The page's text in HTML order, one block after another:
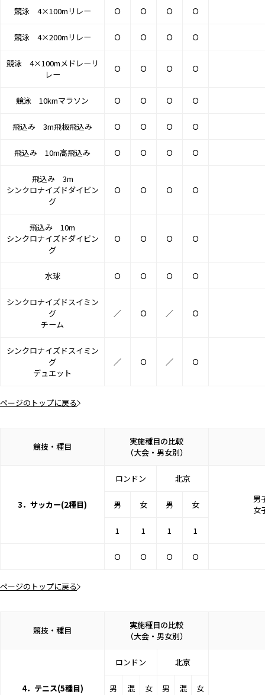
競泳 4×100mリレー Ｏ Ｏ Ｏ Ｏ
競泳 4×200mリレー Ｏ Ｏ Ｏ Ｏ
競泳 4×100mメドレーリ
レー
Ｏ Ｏ Ｏ Ｏ
競泳 10kmマラソン Ｏ Ｏ Ｏ Ｏ
飛込み 3m飛板飛込み Ｏ Ｏ Ｏ Ｏ
飛込み 10m高飛込み Ｏ Ｏ Ｏ Ｏ
飛込み 3m
シンクロナイズドダイビン
グ
Ｏ Ｏ Ｏ Ｏ
飛込み 10m
シンクロナイズドダイビン
グ
Ｏ Ｏ Ｏ Ｏ
水球 Ｏ Ｏ Ｏ Ｏ
シンクロナイズドスイミン
グ
チーム
／ Ｏ ／ Ｏ
シンクロナイズドスイミン
グ
デュエット
／ Ｏ ／ Ｏ
ページのトップに戻る
競技・種目
実施種目の比較
（大会・男女別）
3．サッカー(2種目)
ロンドン
北京
男
女
男 女 男 女
1 1 1 1
Ｏ Ｏ Ｏ Ｏ
ページのトップに戻る
競技・種目
実施種目の比較
（大会・男女別）
4．テニス(5種目)
ロンドン 北京
男 混 女 男 混 女